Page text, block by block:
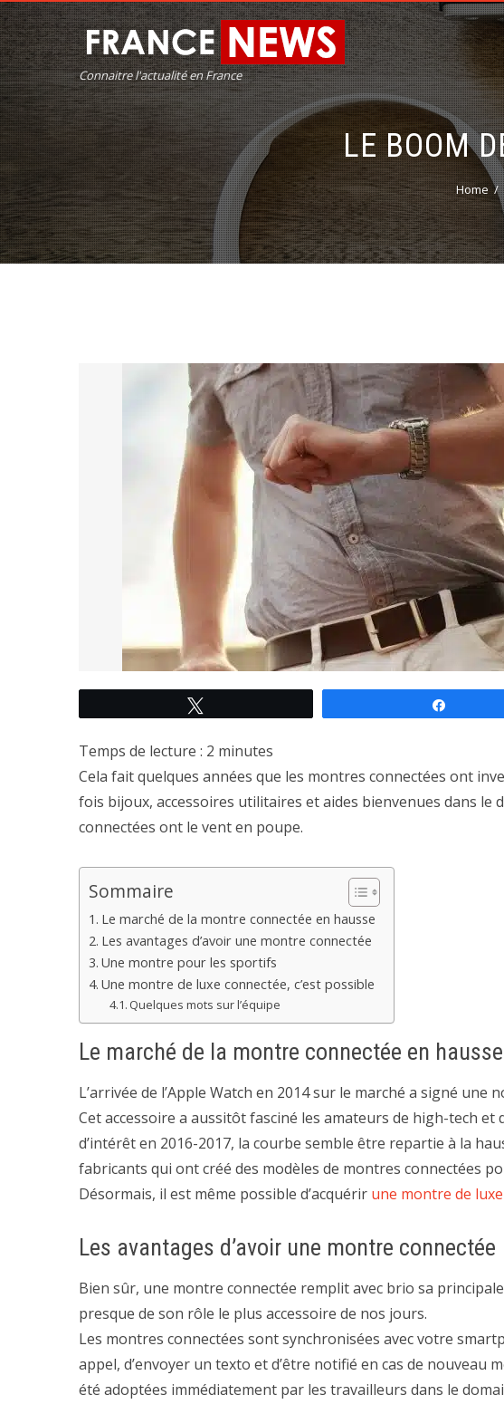
Connaitre l'actualité en France
LE BOOM
Home
Temps de lecture : 2 minutes
Cela fait quelques années que les montres connectées ont
fois bijoux, accessoires utilitaires et aides bienvenues dans le
connectées ont le vent en poupe.
Sommaire
Le marché de la montre connectée en hausse
Les avantages d’avoir une montre connectée
Une montre pour les sportifs
Une montre de luxe connectée, c’est possible
Quelques mots sur l’équipe
Le marché de la montre connectée en hausse
L’arrivée de l’Apple Watch en 2014 sur le marché a signé une
Cet accessoire a aussitôt fasciné les amateurs de high-tech
d’intérêt en 2016-2017, la courbe semble être repartie à la
fabricants qui ont créé des modèles de montres connectées
Désormais, il est même possible d’acquérir une montre de luxe
Les avantages d’avoir une montre connectée
Bien sûr, une montre connectée remplit avec brio sa
presque de son rôle le plus accessoire de nos jours.
Les montres connectées sont synchronisées avec votre
appel, d’envoyer un texto et d’être notifié en cas de nouveau
été adoptées immédiatement par les travailleurs dans le